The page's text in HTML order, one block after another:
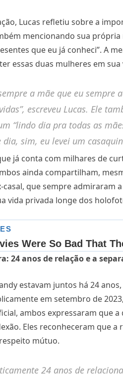
Lucas refletiu sobre a
mencionando sua
que eu já conheci”. A
essas duas mulheres em sua
a mãe que eu
escreveu Lucas. Ele
“lindo dia pra todas as
dia, sim, eu levei um
já conta com milhares de
ainda compartilham,
casal, que sempre admiraram
vida privada longe dos
24 anos de relação e a
estavam juntos há 24
em setembro de
ambos expressaram que
Eles reconheceram que
mútuo.
24 anos de